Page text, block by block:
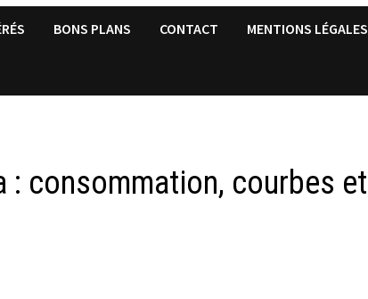
BONS PLANS CONTACT MENTIONS LÉGALES
: consommation, courbes et